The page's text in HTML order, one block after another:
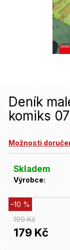
Deník
komiks 07
Možnosti
Skladem
Výrobce:
199 Kč
–10 %
179 Kč
n
a
í
?
D